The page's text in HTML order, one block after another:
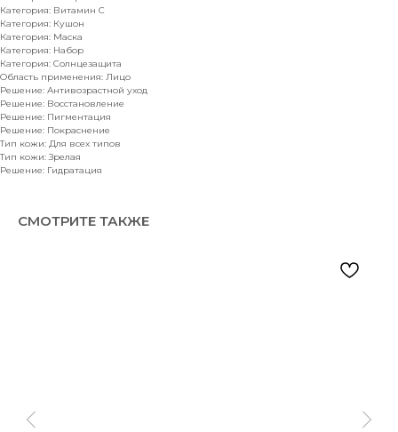
Категория: Витамин С
Категория: Кушон
Категория: Маска
Категория: Набор
Категория: Солнцезащита
Область применения: Лицо
Решение: Антивозрастной уход
Решение: Восстановление
Решение: Пигментация
Решение: Покраснение
Тип кожи: Для всех типов
Тип кожи: Зрелая
Решение: Гидратация
СМОТРИТЕ ТАКЖЕ